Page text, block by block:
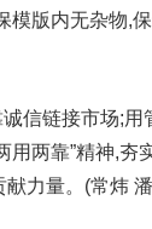
模版内无杂物,
信链接市场;用
用两靠”精神,夯
力量。(常炜